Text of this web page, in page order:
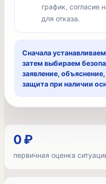
график, согласие
для отказа.
Сначала
затем выбираем
заявление,
защита при наличии
0 ₽
первичная оценка